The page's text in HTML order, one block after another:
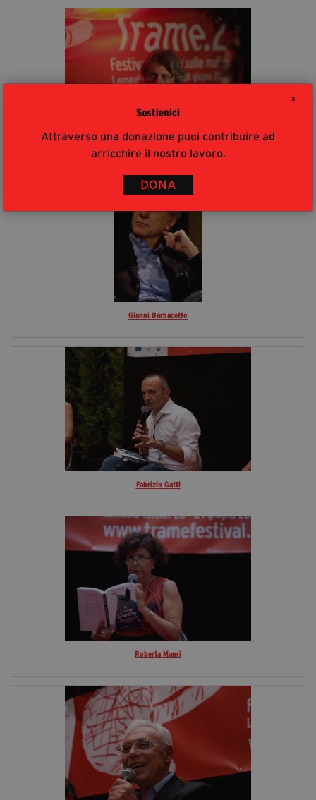
X
Sostienici
Attraverso una donazione puoi contribuire ad
arricchire il nostro lavoro.
DONA
Gianni Barbacetto
Fabrizio Gatti
Roberta Mauri